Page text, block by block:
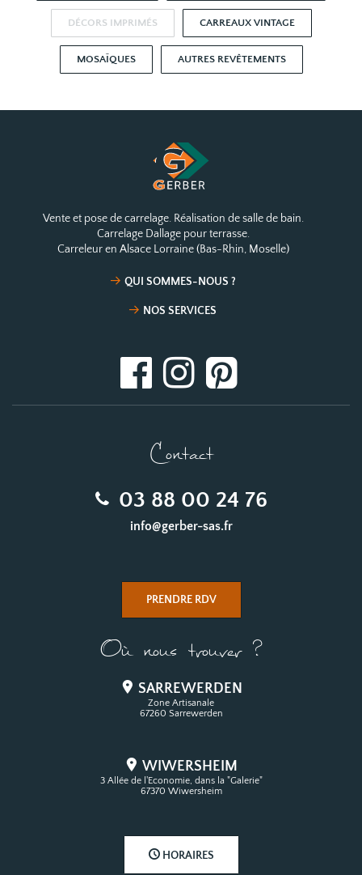
DÉCORS IMPRIMÉS CARREAUX VINTAGE
MOSAÏQUES AUTRES REVÊTEMENTS
Vente et pose de carrelage. Réalisation de salle de bain.
Carrelage Dallage pour terrasse.
Carreleur en Alsace Lorraine (Bas-Rhin, Moselle)
QUI SOMMES-NOUS ?
NOS SERVICES
Contact
03 88 00 24 76
info@gerber-sas.fr
PRENDRE RDV
Où nous trouver ?
SARREWERDEN
Zone Artisanale
67260 Sarrewerden
WIWERSHEIM
3 Allée de l'Economie, dans la "Galerie"
67370 Wiwersheim
HORAIRES